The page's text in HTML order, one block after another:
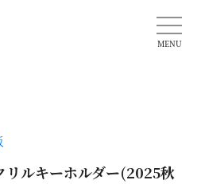
リルキーホルダー(2025秋